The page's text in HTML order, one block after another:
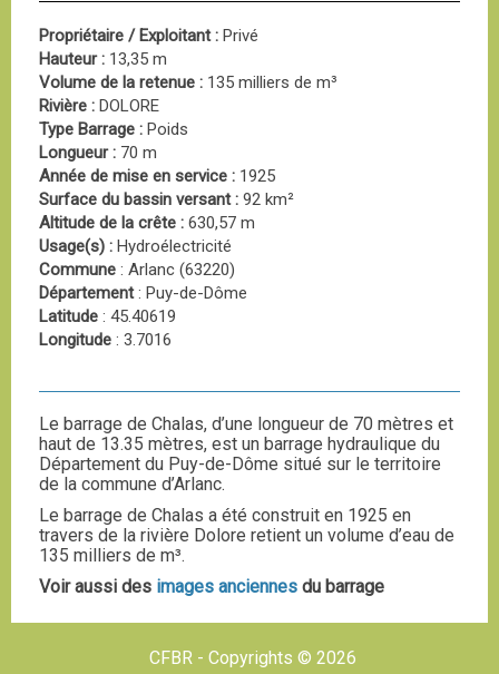
Propriétaire / Exploitant : Privé
Hauteur : 13,35 m
Volume de la retenue : 135 milliers de m³
Rivière : DOLORE
Type Barrage : Poids
Longueur : 70 m
Année de mise en service : 1925
Surface du bassin versant : 92 km²
Altitude de la crête : 630,57 m
Usage(s) : Hydroélectricité
Commune : Arlanc (63220)
Département: Puy-de-Dôme
Latitude : 45.40619
Longitude : 3.7016
Le barrage de Chalas, d’une longueur de 70 mètres et
haut de 13.35 mètres, est un barrage hydraulique du
Département du Puy-de-Dôme situé sur le territoire
de la commune d’Arlanc.
Le barrage de Chalas a été construit en 1925 en
travers de la rivière Dolore retient un volume d’eau de
135 milliers de m³.
Voir aussi des images anciennes du barrage
CFBR - Copyrights © 2026